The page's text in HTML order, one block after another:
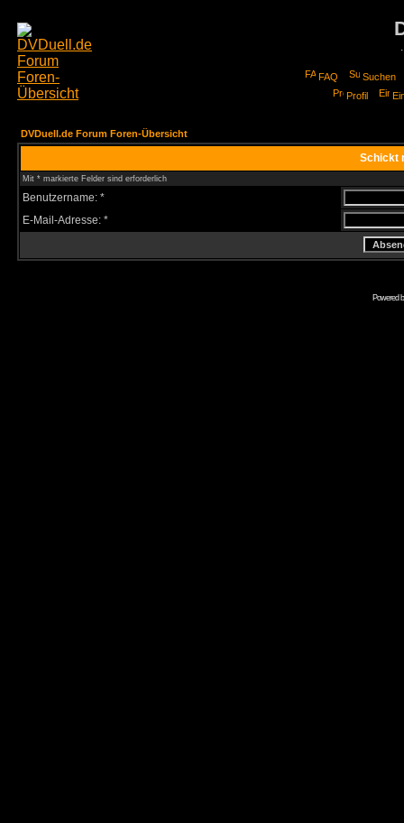
FAQ
Suchen
Profil
DVDuell.de Forum Foren-Übersicht
Schickt
Mit * markierte Felder sind erforderlich
Benutzername: *
E-Mail-Adresse: *
Powered